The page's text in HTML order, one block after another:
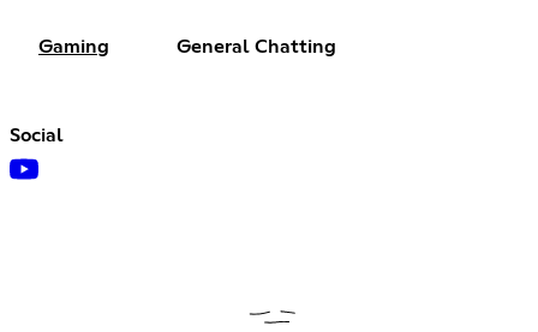
Gaming General Chatting
Social